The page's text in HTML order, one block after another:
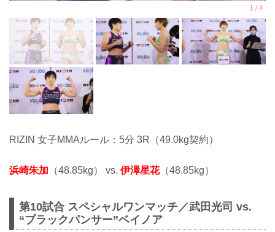
RIZIN 女子MMAルール：5分 3R（49.0kg契約）
浜崎朱加 （48.85kg） vs. 伊澤星花（48.85kg）
第10試合 スペシャルワンマッチ／武田光司 vs.
“ブラックパンサー”ベイノア